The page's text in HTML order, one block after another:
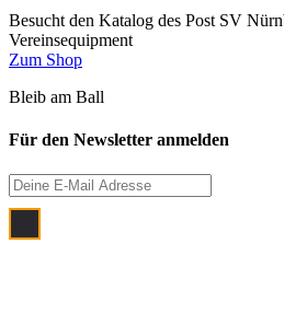
Besucht den Katalog des Post SV
Vereinsequipment
Zum Shop
Bleib am Ball
Für den Newsletter anmelden